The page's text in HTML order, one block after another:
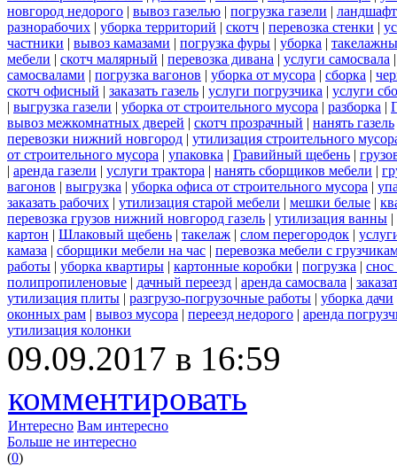
новгород недорого | вывоз газелью | погрузка газели |
разнорабочих | уборка территорий | скотч | перевозка стенки |
частники | вывоз камазами | погрузка фуры | уборка |
мебели | скотч малярный | перевозка дивана | услуги самосвала
самосвалами | погрузка вагонов | уборка от мусора | сборка |
скотч офисный | заказать газель | услуги погрузчика | услуги
| выгрузка газели | уборка от строительного мусора | разборка |
вывоз межкомнатных дверей | скотч прозрачный | нанять газель
перевозки нижний новгород | утилизация строительного
от строительного мусора | упаковка | Гравийный щебень |
| аренда газели | услуги трактора | нанять сборщиков мебели |
вагонов | выгрузка | уборка офиса от строительного мусора |
заказать рабочих | утилизация старой мебели | мешки белые |
перевозка грузов нижний новгород газель | утилизация ванны |
картон | Шлаковый щебень | такелаж | слом перегородок |
камаза | сборщики мебели на час | перевозка мебели с
работы | уборка квартиры | картонные коробки | погрузка | снос
полипропиленовые | дачный переезд | аренда самосвала |
утилизация плиты | разгрузо-погрузочные работы | уборка дачи
оконных рам | вывоз мусора | переезд недорого | аренда
утилизация колонки
09.09.2017 в 16:59
комментировать
Интересно Вам интересно
Больше не интересно
(0)